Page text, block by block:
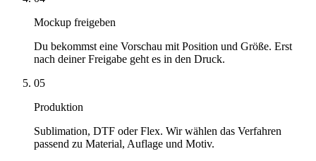
Mockup freigeben
Du bekommst eine Vorschau mit Position und Größe. Erst
nach deiner Freigabe geht es in den Druck.
05
Produktion
Sublimation, DTF oder Flex. Wir wählen das Verfahren
passend zu Material, Auflage und Motiv.